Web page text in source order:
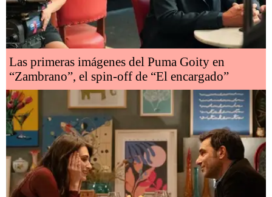
Las primeras imágenes del Puma Goity en
“Zambrano”, el spin-off de “El encargado”